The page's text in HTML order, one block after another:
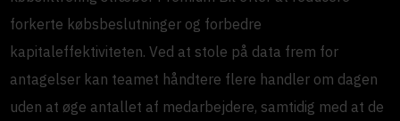
forkerte købsbeslutninger og forbedre
kapitaleffektiviteten. Ved at stole på data frem for
antagelser kan teamet håndtere flere handler om dagen
uden at øge antallet af medarbejdere, samtidig med at de